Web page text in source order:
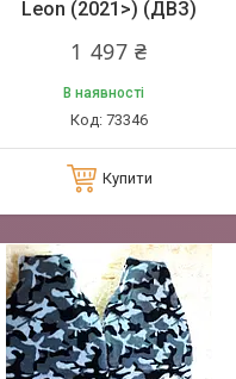
Leon (2021>) (ДВЗ)
1 497 ₴
В наявності
73346
Купити